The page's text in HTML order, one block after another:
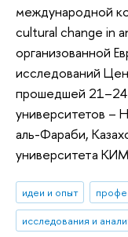
международной
cultural change in
организованной
исследований
прошедшей 21–24
университетов –
аль-Фараби,
университета
идеи и опыт
исследования и